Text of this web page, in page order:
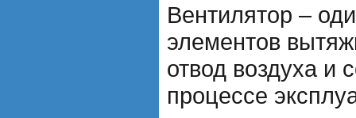
Вентилятор –
элементов
отвод воздуха и
процессе